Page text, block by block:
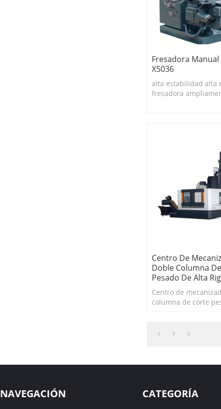
Fresadora
X5036
alta estabilidad alta
fresadora
Centro De
Doble Columna
Pesado De Alta
Centro de
columna de corte
1
NAVEGACIÓN CATEGORÍA